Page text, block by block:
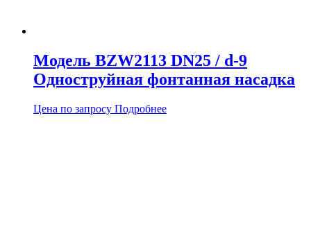
Модель BZW2113 DN25 / d-9
Одноструйная фонтанная насадка
Цена по запросу Подробнее